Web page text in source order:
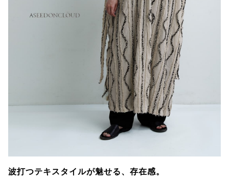
波打つテキスタイルが魅せる、存在感。